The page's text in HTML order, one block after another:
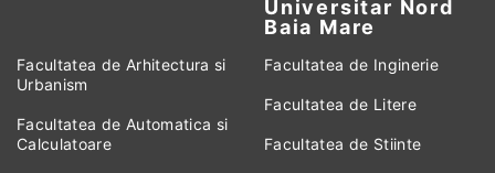
Universitar Nord
Baia Mare
Facultatea de Arhitectura si
Urbanism
Facultatea de Automatica si
Calculatoare
Facultatea de Inginerie
Facultatea de Litere
Facultatea de Stiinte